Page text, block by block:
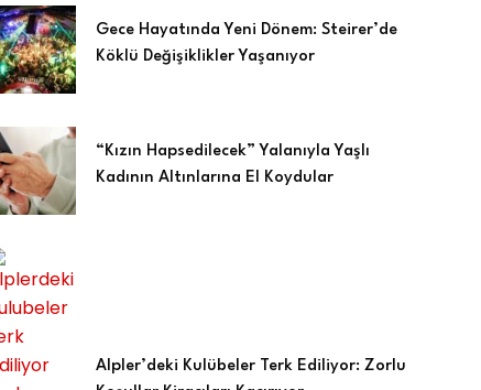
Gece Hayatında Yeni Dönem: Steirer’de
Köklü Değişiklikler Yaşanıyor
“Kızın Hapsedilecek” Yalanıyla Yaşlı
Kadının Altınlarına El Koydular
Alpler’deki Kulübeler Terk Ediliyor: Zorlu